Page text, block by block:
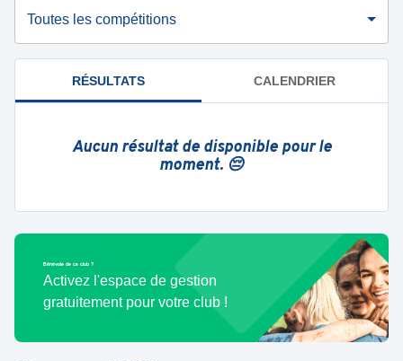
Toutes les compétitions
RÉSULTATS CALENDRIER
Aucun résultat de disponible pour le
moment. 😔
Bénévole de ce club ?
Activez l'espace de gestion
gratuitement pour votre club !